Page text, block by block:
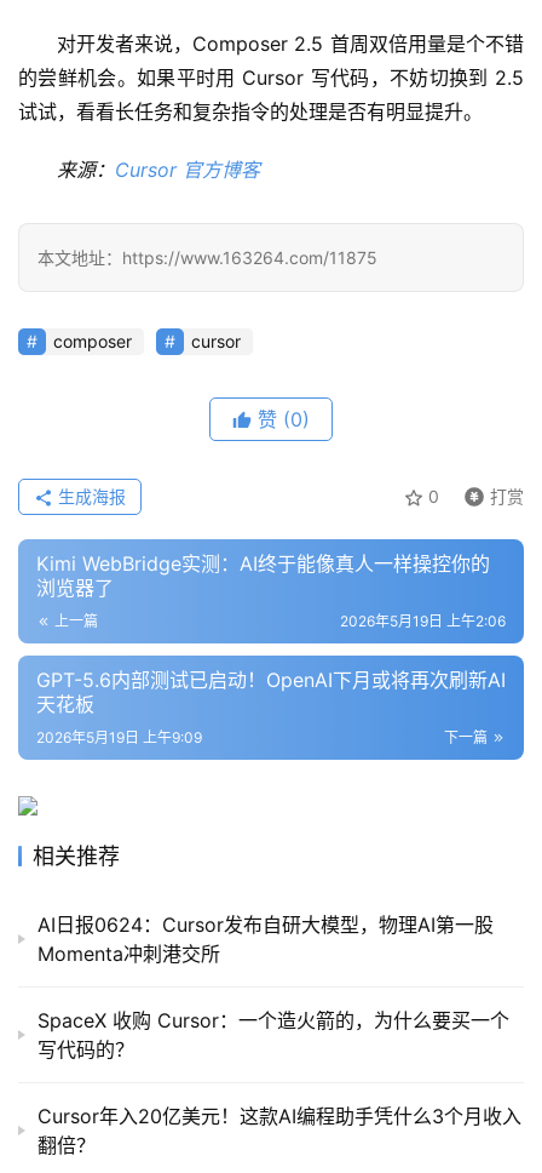
对开发者来说，Composer 2.5 首周双倍用量是个不错
的尝鲜机会。如果平时用 Cursor 写代码，不妨切换到 2.5
试试，看看长任务和复杂指令的处理是否有明显提升。
来源： Cursor 官方博客
本文地址：https://www.163264.com/11875
composer cursor
赞 (0)
0 打赏
生成海报
Kimi WebBridge实测：AI终于能像真人一样操控你的
浏览器了
上一篇 2026年5月19日 上午2:06
GPT-5.6内部测试已启动！OpenAI下月或将再次刷新AI
天花板
下一篇
2026年5月19日 上午9:09
相关推荐
AI日报0624：Cursor发布自研大模型，物理AI第一股
Momenta冲刺港交所
SpaceX 收购 Cursor：一个造火箭的，为什么要买一个
写代码的？
Cursor年入20亿美元！这款AI编程助手凭什么3个月收入
翻倍？